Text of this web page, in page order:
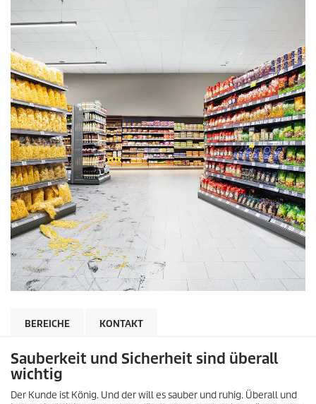
BEREICHE KONTAKT
Sauberkeit und Sicherheit sind überall
wichtig
Der Kunde ist König. Und der will es sauber und ruhig. Überall und